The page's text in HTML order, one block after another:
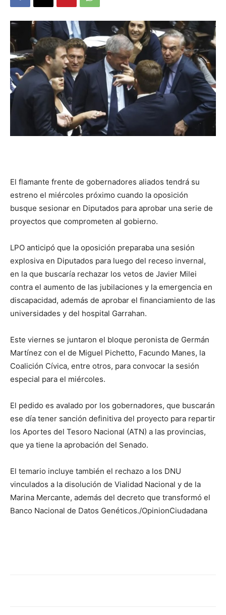
::
La
Verdad
es
que
se
ve…
El flamante frente de gobernadores aliados tendrá su
estreno el miércoles próximo cuando la oposición
busque sesionar en Diputados para aprobar una serie de
proyectos que comprometen al gobierno.
LPO anticipó que la oposición preparaba una sesión
explosiva en Diputados para luego del receso invernal,
en la que buscaría rechazar los vetos de Javier Milei
contra el aumento de las jubilaciones y la emergencia en
discapacidad, además de aprobar el financiamiento de las
universidades y del hospital Garrahan.
Este viernes se juntaron el bloque peronista de Germán
Martínez con el de Miguel Pichetto, Facundo Manes, la
Coalición Cívica, entre otros, para convocar la sesión
especial para el miércoles.
El pedido es avalado por los gobernadores, que buscarán
ese día tener sanción definitiva del proyecto para repartir
los Aportes del Tesoro Nacional (ATN) a las provincias,
que ya tiene la aprobación del Senado.
El temario incluye también el rechazo a los DNU
vinculados a la disolución de Vialidad Nacional y de la
Marina Mercante, además del decreto que transformó el
Banco Nacional de Datos Genéticos./OpinionCiudadana